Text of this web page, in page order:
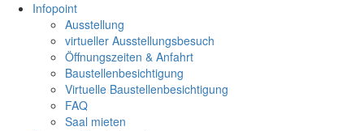
Infopoint
Ausstellung
virtueller Ausstellungsbesuch
Öffnungszeiten & Anfahrt
Baustellenbesichtigung
Virtuelle Baustellenbesichtigung
FAQ
Saal mieten